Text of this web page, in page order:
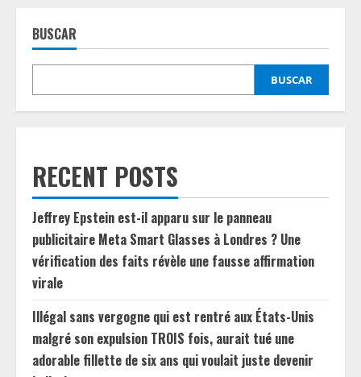
BUSCAR
BUSCAR
RECENT POSTS
Jeffrey Epstein est-il apparu sur le panneau
publicitaire Meta Smart Glasses à Londres ? Une
vérification des faits révèle une fausse affirmation
virale
Illégal sans vergogne qui est rentré aux États-Unis
malgré son expulsion TROIS fois, aurait tué une
adorable fillette de six ans qui voulait juste devenir